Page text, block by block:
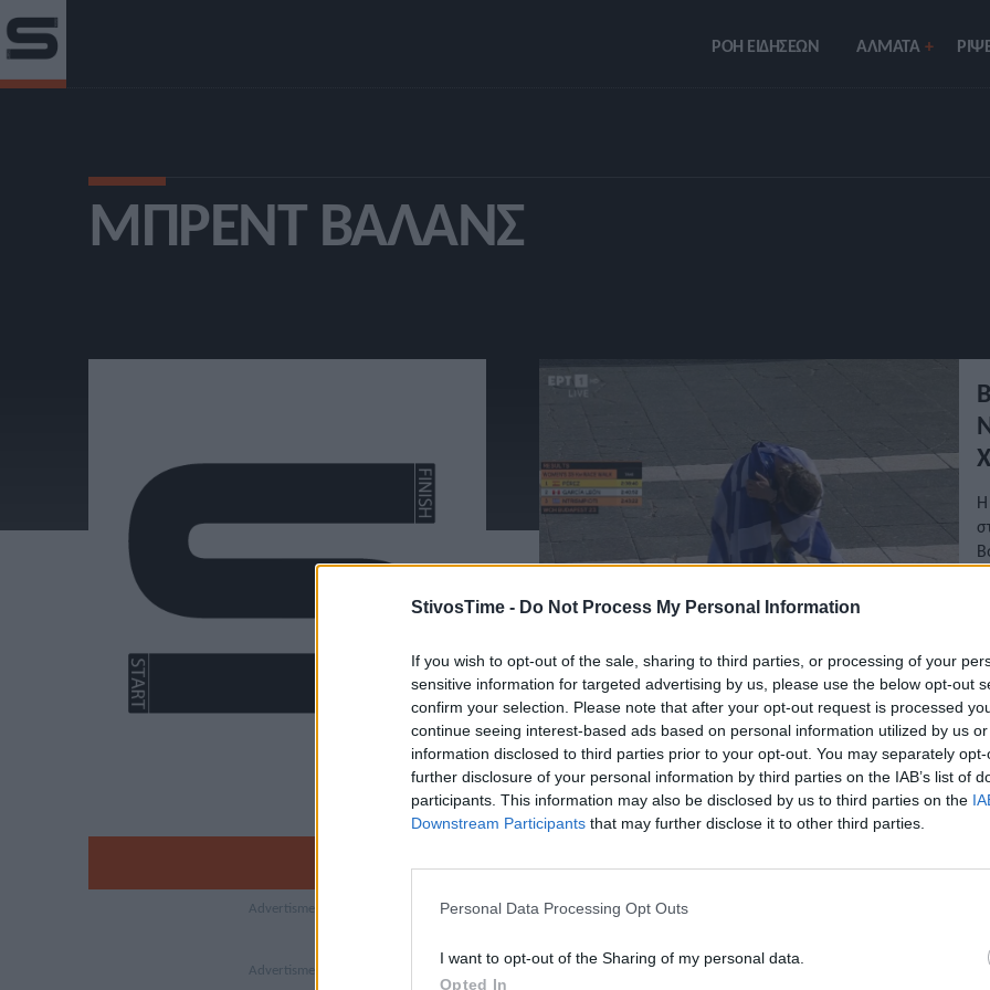
StivosTime - Do Not Process My Personal Information
If you wish to opt-out of the sale, sharing to third parties, or processing of your
sensitive information for targeted advertising by us, please use the below opt-out
confirm your selection. Please note that after your opt-out request is processed
continue seeing interest-based ads based on personal information utilized by us
information disclosed to third parties prior to your opt-out. You may separately
further disclosure of your personal information by third parties on the IAB’s list of
participants. This information may also be disclosed by us to third parties on the
Downstream Participants that may further disclose it to other third parties.
Personal Data Processing Opt Outs
I want to opt-out of the Sharing of my personal data.
Opted In
ΡΟΗ ΕΙΔΗΣΕΩΝ ΑΛΜΑΤΑ
ΜΠΡΈΝΤ ΒΆΛΑΝΣ
Η